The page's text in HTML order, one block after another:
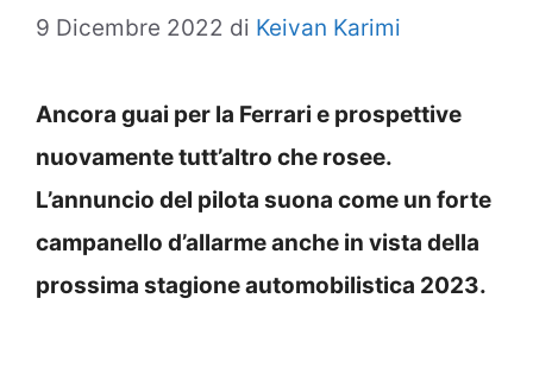
9 Dicembre 2022 di Keivan Karimi
Ancora guai per la Ferrari e prospettive
nuovamente tutt’altro che rosee.
L’annuncio del pilota suona come un forte
campanello d’allarme anche in vista della
prossima stagione automobilistica 2023.